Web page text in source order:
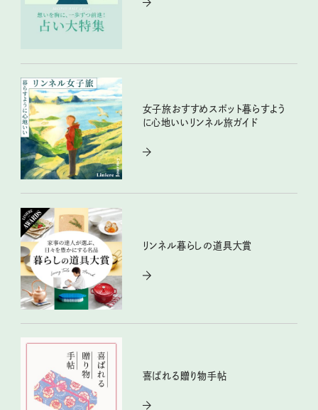
女子旅おすすめスポット暮らすよう
に心地いいリンネル旅ガイド
リンネル暮らしの道具大賞
喜ばれる贈り物手帖